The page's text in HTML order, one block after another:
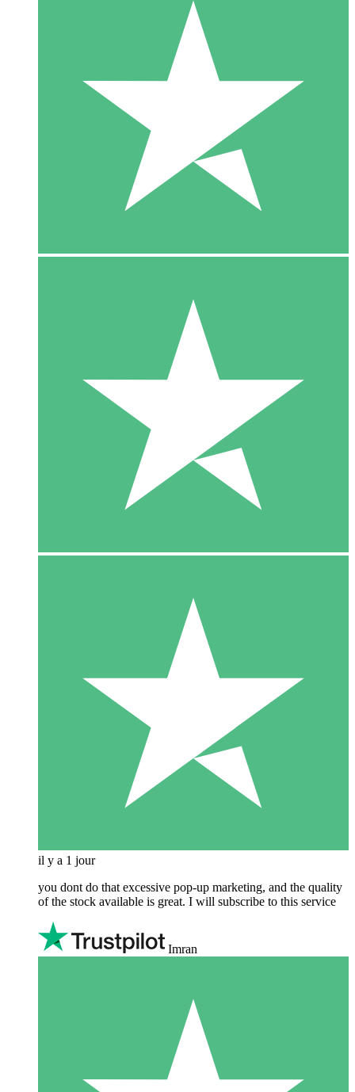
il y a 1 jour
you dont do that excessive pop-up marketing, and the quality
of the stock available is great. I will subscribe to this service
Imran